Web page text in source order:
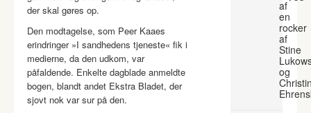
der skal gøres op.
Den modtagelse, som Peer Kaaes
erindringer »I sandhedens tjeneste« fik i
medierne, da den udkom, var
påfaldende. Enkelte dagblade anmeldte
bogen, blandt andet Ekstra Bladet, der
sjovt nok var sur på den.
af
en
rocker
af
Stine
og